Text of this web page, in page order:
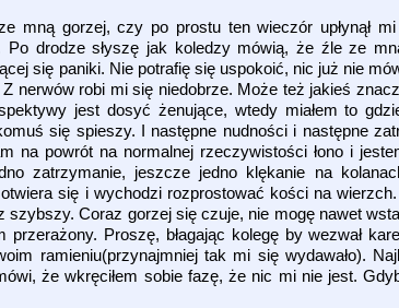
mną gorzej, czy po prostu ten wieczór upłynął
drodze słyszę jak koledzy mówią, że źle ze
się paniki. Nie potrafię się uspokoić, nic już nie
nerwów robi mi się niedobrze. Może też jakieś
jest dosyć żenujące, wtedy miałem to
się spieszy. I następne nudności i następne
na powrót na normalnej rzeczywistości łono i
zatrzymanie, jeszcze jedno klękanie na
się i wychodzi rozprostować kości na
Coraz gorzej się czuje, nie mogę nawet
Proszę, błagając kolegę by wezwał
ramieniu(przynajmniej tak mi się wydawało).
że wkręciłem sobie fazę, że nic mi nie jest.